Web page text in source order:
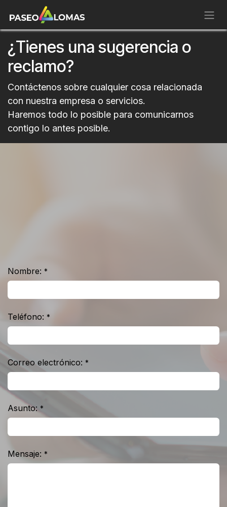
Ir al contenido
¿Tienes una sugerencia o
reclamo?
Contáctenos sobre cualquier cosa relacionada
con nuestra empresa o servicios.​
Haremos todo lo posible para comunicarnos
contigo lo an​tes posible.
Nombre: *
Teléfono: *
Correo electrónico: *
Asunto: *
Mensaje: *